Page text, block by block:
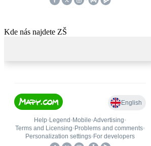
Kde nás najdete ZŠ